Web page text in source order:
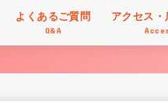
よくあるご質問
Q&A
アクセス・